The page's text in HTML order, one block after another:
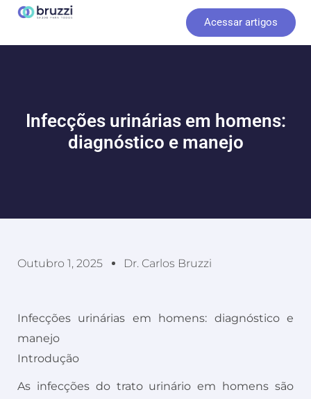
o
Acessar artigos
Infecções urinárias em homens:
diagnóstico e manejo
Outubro 1, 2025 Dr. Carlos Bruzzi
Infecções urinárias em homens: diagnóstico e
manejo
Introdução
As infecções do trato urinário em homens são